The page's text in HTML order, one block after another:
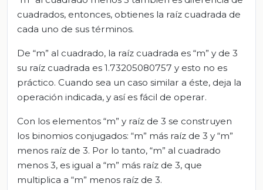
cuadrados, entonces, obtienes la raíz cuadrada de
cada uno de sus términos.
De “m” al cuadrado, la raíz cuadrada es “m” y de 3
su raíz cuadrada es 1.73205080757 y esto no es
práctico. Cuando sea un caso similar a éste, deja la
operación indicada, y así es fácil de operar.
Con los elementos “m” y raíz de 3 se construyen
los binomios conjugados: “m” más raíz de 3 y “m”
menos raíz de 3. Por lo tanto, “m” al cuadrado
menos 3, es igual a “m” más raíz de 3, que
multiplica a “m” menos raíz de 3.